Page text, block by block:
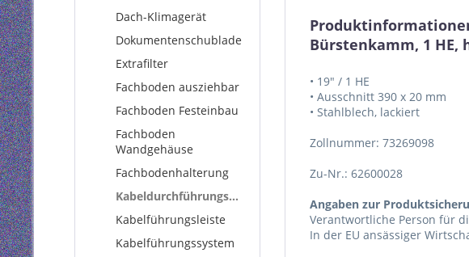
Dach-Klimagerät
Dokumentenschublade
Extrafilter
Fachboden ausziehbar
Fachboden Festeinbau
Fachboden
Wandgehäuse
Fachbodenhalterung
Kabeldurchführungsplatte
Kabelführungsleiste
Kabelführungssystem
Bürstenkamm, 1 HE,
• 19" / 1 HE
• Ausschnitt 390 x 20 mm
• Stahlblech, lackiert
Zollnummer: 73269098
Zu-Nr.: 62600028
Angaben zur
Verantwortliche Person für
In der EU ansässiger